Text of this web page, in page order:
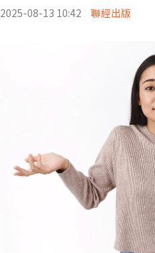
2025-08-13 10:42 聯經出版